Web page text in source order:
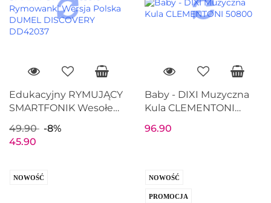
Edukacyjny RYMUJĄCY
SMARTFONIK Wesołe
Polska DUMEL
DISCOVERY DD42037
49.90
-8%
45.90
Baby - DIXI Muzyczna
Kula CLEMENTONI
96.90
NOWOŚĆ NOWOŚĆ
PROMOCJA